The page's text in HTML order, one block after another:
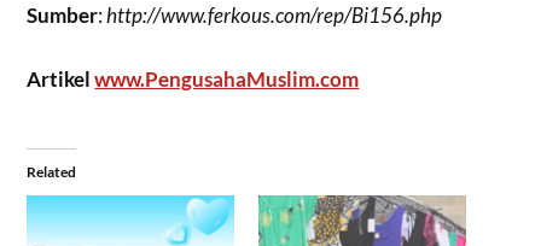
Sumber:http://www.ferkous.com/rep/Bi156.php
Artikelwww.PengusahaMuslim.com
Related